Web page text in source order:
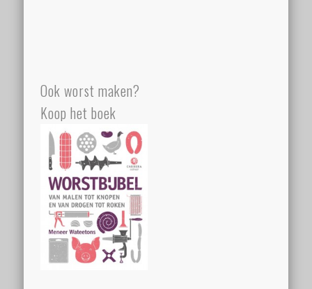
Ook worst maken?
Koop het boek